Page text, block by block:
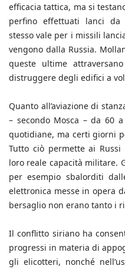
efficacia tattica, ma si
perfino effettuati lanci da
stesso vale per i missili
vengono dalla Russia.
queste ultime
distruggere degli edifici a
Quanto all’aviazione di
– secondo Mosca – da 60
quotidiane, ma certi giorni
Tutto ciò permette ai
loro reale capacità militare.
per esempio sbalorditi
elettronica messe in opera
bersaglio non erano tanto i
Il conflitto siriano ha
progressi in materia di
gli elicotteri, nonché